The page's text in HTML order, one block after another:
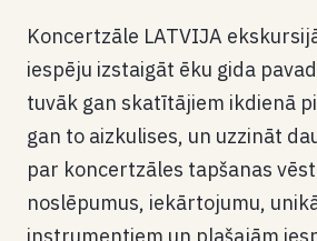
Koncertzāle LATVIJA
iespēju izstaigāt ēku gida
tuvāk gan skatītājiem ikdienā
gan to aizkulises, un uzzināt
par koncertzāles tapšanas
noslēpumus, iekārtojumu,